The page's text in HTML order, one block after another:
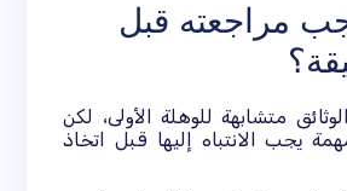
مراجعته قبل
متشابهة للوهلة الأولى، لكن
يجب الانتباه إليها قبل اتخاذ